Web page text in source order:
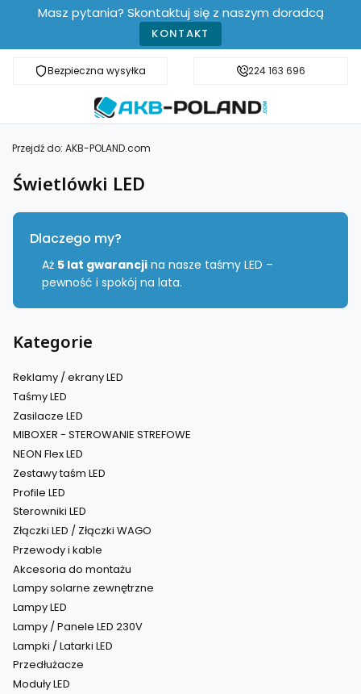
Masz pytania? Skontaktuj się z naszym doradcą
KONTAKT
Bezpieczna wysyłka Darmowa dostawa od 499 zł
224 163 696
Przejdź do: AKB-POLAND.com
Świetlówki LED
Dlaczego my?
Aż 5 lat gwarancji na nasze taśmy LED –
pewność i spokój na lata.
Kategorie
Reklamy / ekrany LED
Taśmy LED
Zasilacze LED
MIBOXER - STEROWANIE STREFOWE
NEON Flex LED
Zestawy taśm LED
Profile LED
Sterowniki LED
Złączki LED / Złączki WAGO
Przewody i kable
Akcesoria do montażu
Lampy solarne zewnętrzne
Lampy LED
Lampy / Panele LED 230V
Lampki / Latarki LED
Przedłużacze
Moduły LED